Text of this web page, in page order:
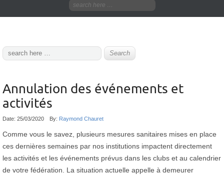
Annulation des événements et
activités
Date: 25/03/2020 By: Raymond Chauret
Comme vous le savez, plusieurs mesures sanitaires mises en place
ces dernières semaines par nos institutions impactent directement
les activités et les événements prévus dans les clubs et au calendrier
de votre fédération. La situation actuelle appelle à demeurer